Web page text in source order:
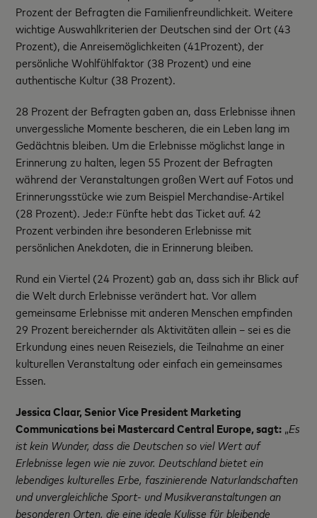
Prozent der Befragten die Familienfreundlichkeit. Weitere
wichtige Auswahlkriterien der Deutschen sind der Ort (43
Prozent), die Anreisemöglichkeiten (41Prozent), der
persönliche Wohlfühlfaktor (38 Prozent) und eine
authentische Kultur (38 Prozent).
28 Prozent der Befragten gaben an, dass Erlebnisse ihnen
unvergessliche Momente bescheren, die ein Leben lang im
Gedächtnis bleiben. Um die Erlebnisse möglichst lange in
Erinnerung zu halten, legen 55 Prozent der Befragten
während der Veranstaltungen großen Wert auf Fotos und
Erinnerungsstücke wie zum Beispiel Merchandise-Artikel
(28 Prozent). Jede:r Fünfte hebt das Ticket auf. 42
Prozent verbinden ihre besonderen Erlebnisse mit
persönlichen Anekdoten, die in Erinnerung bleiben.
Rund ein Viertel (24 Prozent) gab an, dass sich ihr Blick auf
die Welt durch Erlebnisse verändert hat. Vor allem
gemeinsame Erlebnisse mit anderen Menschen empfinden
29 Prozent bereichernder als Aktivitäten allein – sei es die
Erkundung eines neuen Reiseziels, die Teilnahme an einer
kulturellen Veranstaltung oder einfach ein gemeinsames
Essen.
Jessica Claar, Senior Vice President Marketing
Communications bei Mastercard Central Europe, sagt: „Es
ist kein Wunder, dass die Deutschen so viel Wert auf
Erlebnisse legen wie nie zuvor. Deutschland bietet ein
lebendiges kulturelles Erbe, faszinierende Naturlandschaften
und unvergleichliche Sport- und Musikveranstaltungen an
besonderen Orten, die eine ideale Kulisse für bleibende